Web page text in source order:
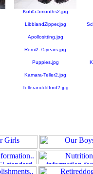
Kohl5.5months2.jpg
LibbiandZipper.jpg
Apollositting.jpg
Remi2.75years.jpg
Puppies.jpg
Kamara-Teller2.jpg
Tellerandclifford2.jpg